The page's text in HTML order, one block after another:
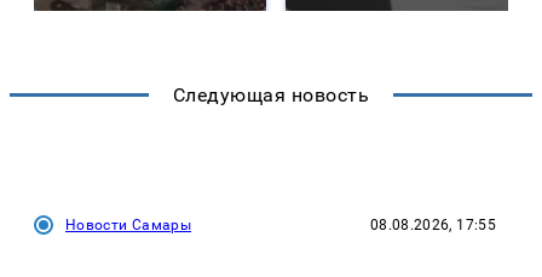
Следующая новость
Новости Самары 08.08.2026, 17:55